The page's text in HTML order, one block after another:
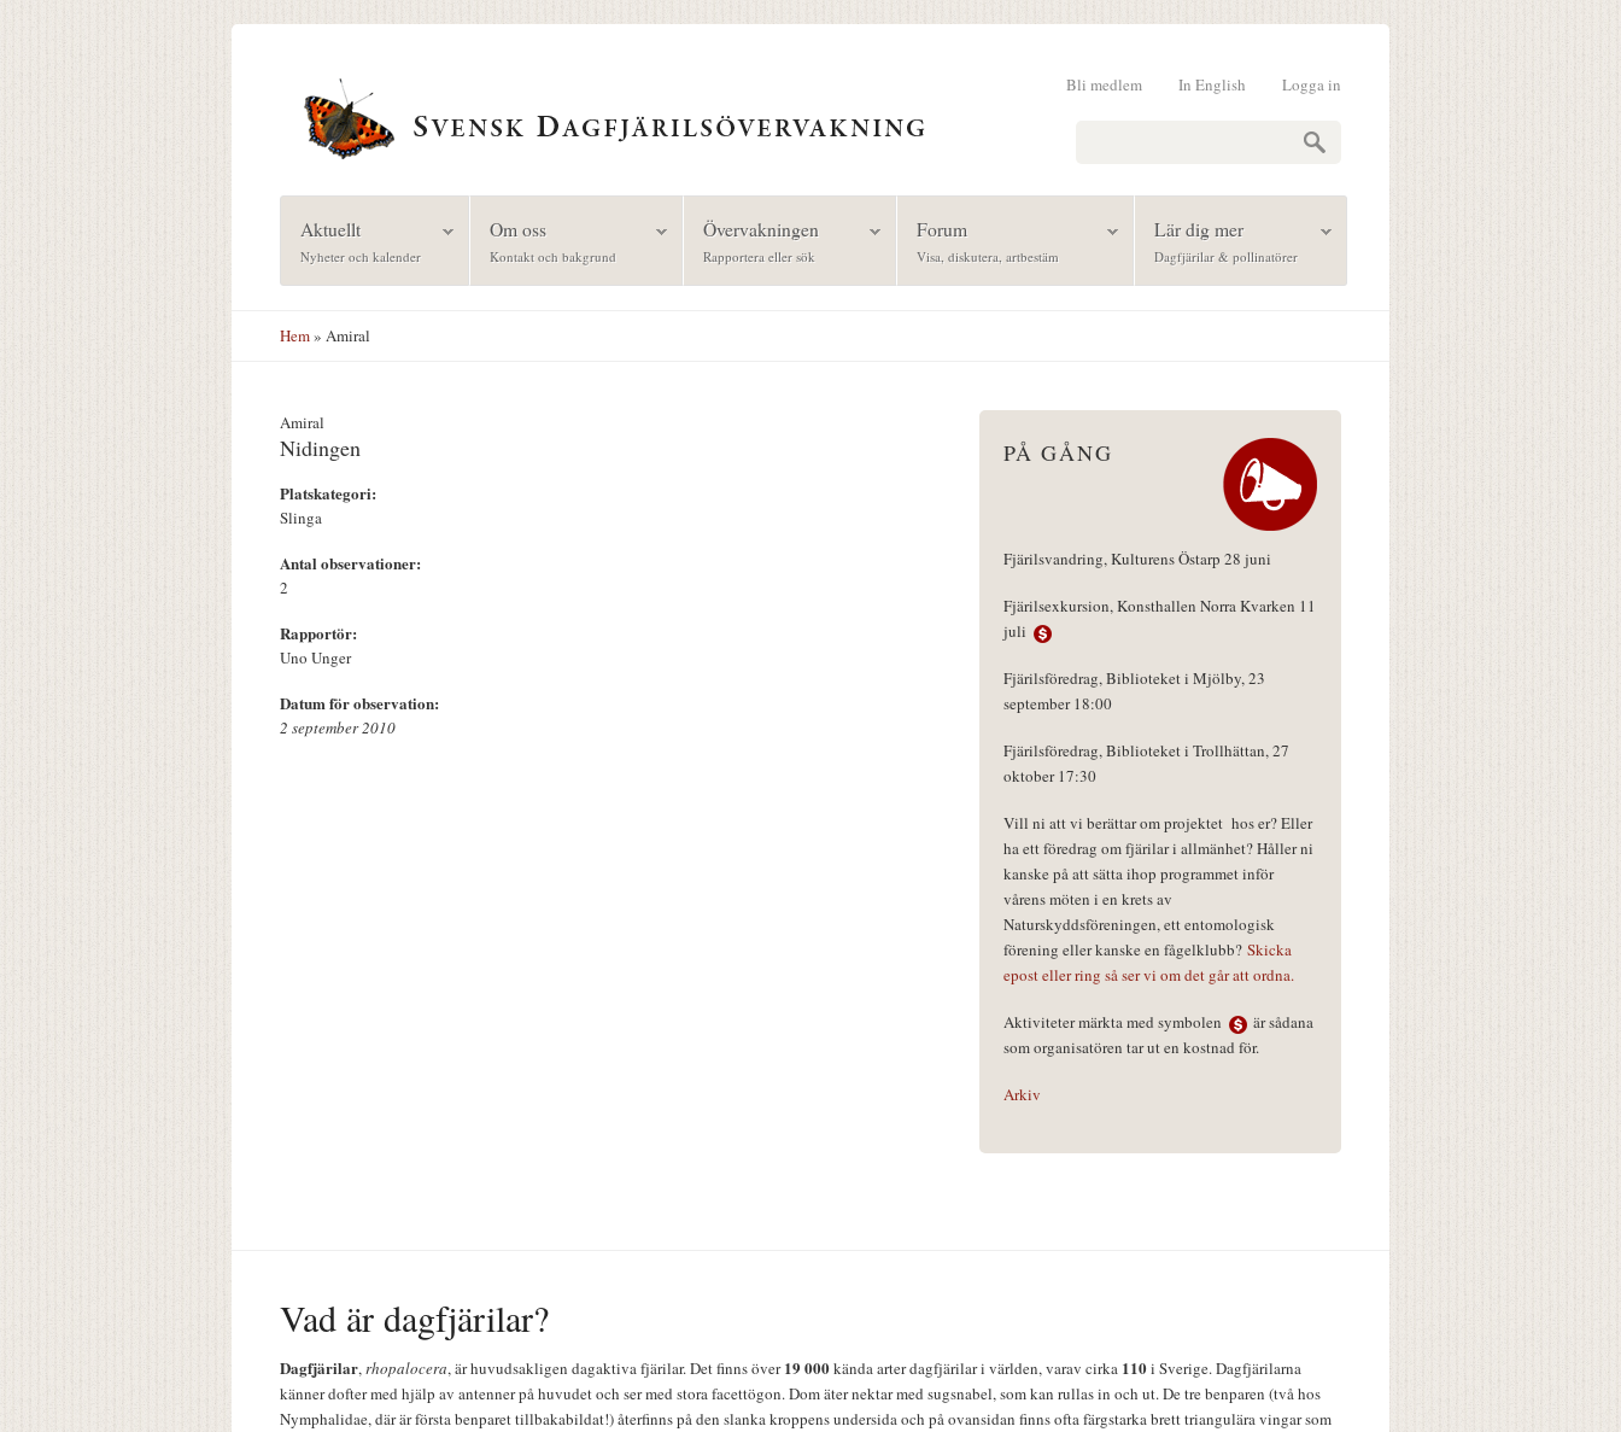
Logga in
In English
Bli medlem
Aktuellt
Nyheter och kalender
Om oss
Kontakt och bakgrund
Övervakningen
Rapportera eller sök
Forum
Visa, diskutera, artbestäm
Lär dig mer
Dagfjärilar & pollinatörer
Hem» Amiral
Amiral
Nidingen
Platskategori:
Slinga
Antal observationer:
2
Rapportör:
Uno Unger
Datum för observation:
2 september 2010
PÅ GÅNG
Fjärilsvandring, Kulturens Östarp 28 juni
Fjärilsexkursion, Konsthallen Norra Kvarken 11
juli
Fjärilsföredrag, Biblioteket i Mjölby, 23
september 18:00
Fjärilsföredrag, Biblioteket i Trollhättan, 27
oktober 17:30
Vill ni att vi berättar om projektet hos er? Eller
ha ett föredrag om fjärilar i allmänhet? Håller ni
kanske på att sätta ihop programmet inför
vårens möten i en krets av
Naturskyddsföreningen, ett entomologisk
förening eller kanske en fågelklubb? Skicka
epost eller ring så ser vi om det går att ordna.
Aktiviteter märkta med symbolen
är sådana
som organisatören tar ut en kostnad för.
Arkiv
Vad är dagfjärilar?
Dagfjärilar,rhopalocera, är huvudsakligen dagaktiva fjärilar. Det finns över19 000kända arter dagfjärilar i världen, varav cirka 110i Sverige. Dagfjärilarna
känner dofter med hjälp av antenner på huvudet och ser med stora facettögon. Dom äter nektar med sugsnabel, som kan rullas in och ut. De tre benparen (två hos
Nymphalidae, där är första benparet tillbakabildat!) återfinns på den slanka kroppens undersida och på ovansidan finns ofta färgstarka brett triangulära vingar som